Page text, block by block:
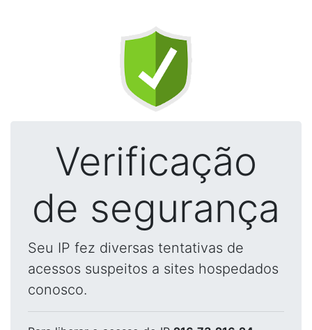
Verificação
de segurança
Seu IP fez diversas tentativas de
acessos suspeitos a sites hospedados
conosco.